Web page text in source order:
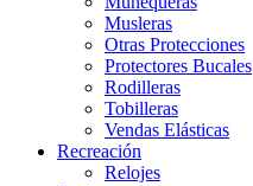
Musleras
Otras Protecciones
Protectores Bucales
Rodilleras
Tobilleras
Vendas Elásticas
Recreación
Relojes